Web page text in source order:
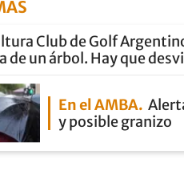
Club de Golf
de un árbol. Hay que
En el AMBA
y posible granizo